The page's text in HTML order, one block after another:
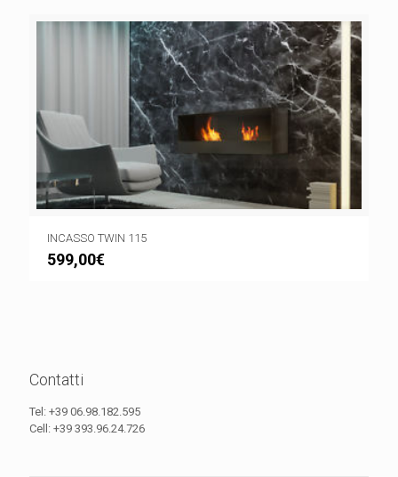
INCASSO TWIN 115
599,00€
Contatti
Tel: +39 06.98.182.595
Cell: +39 393.96.24.726